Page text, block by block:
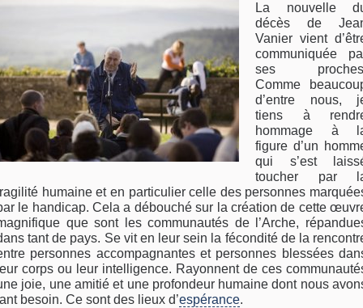
La nouvelle
décès de
Vanier vient
communiquée
ses
Comme
d’entre nous,
tiens à
hommage à
figure d’un
qui s’est
toucher par
humaine et en particulier celle des personnes
le handicap. Cela a débouché sur la création de cette
que sont les communautés de l’Arche,
tant de pays. Se vit en leur sein la fécondité de la
personnes accompagnantes et personnes blessées
corps ou leur intelligence. Rayonnent de ces
joie, une amitié et une profondeur humaine dont nous
besoin. Ce sont des lieux d’espérance.